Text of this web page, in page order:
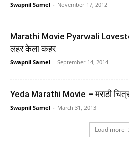
PEN + 10 REFILL) Number
Preschoolers with Pen, Magic
(as of August 5,
Swapnil Samel - November 17, 2012
Marathi Movie Pyarwali
लहर केला कहर
Swapnil Samel - September 14, 2014
Yeda Marathi Movie – मराठी
Swapnil Samel - March 31, 2013
Load more